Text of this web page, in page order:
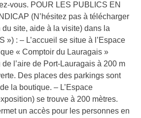
vous. POUR LES PUBLICS EN
(N’hésitez pas à télécharger
du site, aide à la visite) dans la
») : – L’accueil se situe à l’Espace
« Comptoir du Lauragais »
l’aire de Port-Lauragais à 200 m
Des places des parkings sont
la boutique. – L’Espace
se trouve à 200 mètres.
un accès pour les personnes en